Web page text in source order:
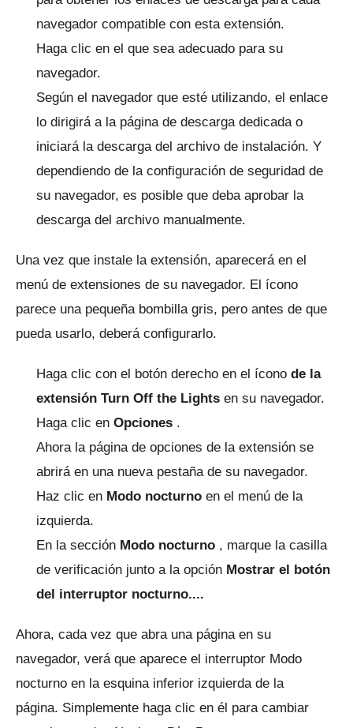
navegador compatible con esta extensión.
Haga clic en el que sea adecuado para su
navegador.
Según el navegador que esté utilizando, el enlace
lo dirigirá a la página de descarga dedicada o
iniciará la descarga del archivo de instalación. Y
dependiendo de la configuración de seguridad de
su navegador, es posible que deba aprobar la
descarga del archivo manualmente.
Una vez que instale la extensión, aparecerá en el
menú de extensiones de su navegador. El ícono
parece una pequeña bombilla gris, pero antes de que
pueda usarlo, deberá configurarlo.
Haga clic con el botón derecho en el ícono de la
extensión Turn Off the Lights en su navegador.
Haga clic en Opciones .
Ahora la página de opciones de la extensión se
abrirá en una nueva pestaña de su navegador.
Haz clic en Modo nocturno en el menú de la
izquierda.
En la sección Modo nocturno , marque la casilla
de verificación junto a la opción Mostrar el botón
del interruptor nocturno....
Ahora, cada vez que abra una página en su
navegador, verá que aparece el interruptor Modo
nocturno en la esquina inferior izquierda de la
página. Simplemente haga clic en él para cambiar